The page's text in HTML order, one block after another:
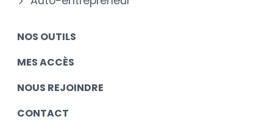
NOS OUTILS
MES ACCÈS
NOUS REJOINDRE
CONTACT